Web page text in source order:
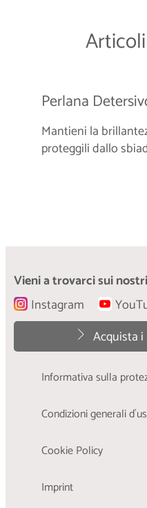
Perlana
Mantieni la
proteggili dallo
Quasi l'80%
CO2 dei detersivi
processo di
termine e dato un
Vieni a trovarci sui
Instagram
Acquista
Informativa sulla
Condizioni generali
Cookie Policy
Imprint